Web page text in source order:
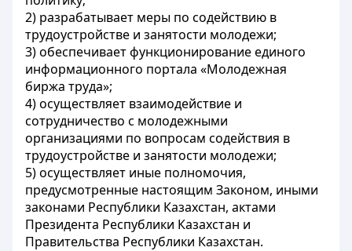
2) разрабатывает меры по содействию в
трудоустройстве и занятости молодежи;
3) обеспечивает функционирование единого
информационного портала «Молодежная
биржа труда»;
4) осуществляет взаимодействие и
сотрудничество с молодежными
организациями по вопросам содействия в
трудоустройстве и занятости молодежи;
5) осуществляет иные полномочия,
предусмотренные настоящим Законом, иными
законами Республики Казахстан, актами
Президента Республики Казахстан и
Правительства Республики Казахстан.